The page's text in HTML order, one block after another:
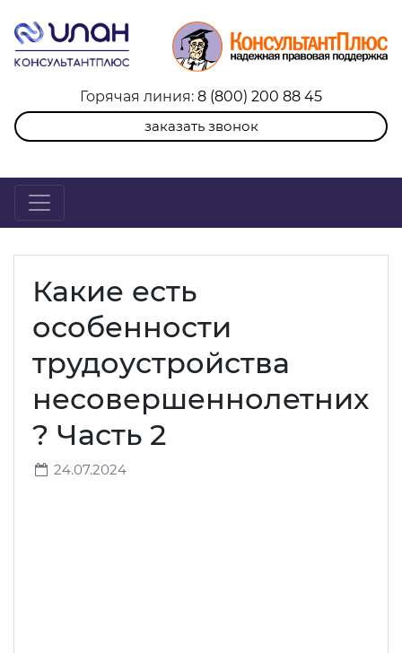
Горячая линия: 8 (800) 200 88 45
заказать звонок
Какие есть
особенности
трудоустройства
несовершеннолетних
? Часть 2
24.07.2024